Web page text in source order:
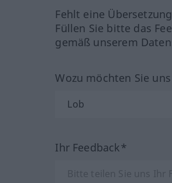
Fehlt eine
Füllen Sie bitte das
gemäß unserem
Wozu möchten Sie
Ihr Feedback*